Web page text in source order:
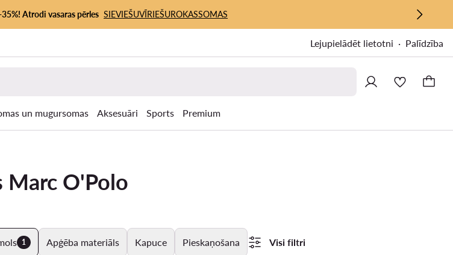
Atrodi vasaras pērles SIEVIEŠUVĪRIEŠUROKASSOMAS
Lejupielādēt lietotni Palīdzība
un mugursomas Aksesuāri Sports Premium
Marc O'Polo
1 Apģēba materiāls Kapuce Pieskaņošana Visi filtri